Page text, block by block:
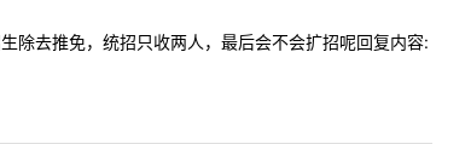
去推免，统招只收两人，最后会不会扩招呢回复内容: